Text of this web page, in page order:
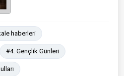
haberleri
#4. Gençlik Günleri